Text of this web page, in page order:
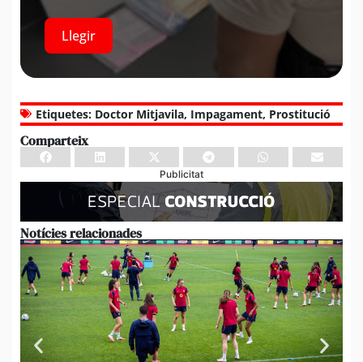
Llegir
Etiquetes: Doctor Mitjavila, Impagament, Prostitució
Comparteix
Publicitat
Notícies relacionades